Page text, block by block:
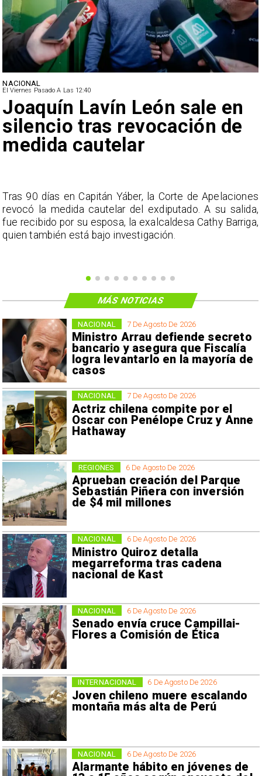
NACIONAL
El Viernes Pasado A Las 12:40
Joaquín Lavín León sale en
silencio tras revocación de
medida cautelar
Tras 90 días en Capitán Yáber, la Corte de Apelaciones
revocó la medida cautelar del exdiputado. A su salida,
fue recibido por su esposa, la exalcaldesa Cathy Barriga,
quien también está bajo investigación.
7 De Agosto De 2026
Ministro Arrau defiende secreto
bancario y asegura que Fiscalía
logra levantarlo en la mayoría de
casos
NACIONAL
7 De Agosto De 2026
Actriz chilena compite por el
Oscar con Penélope Cruz y Anne
Hathaway
NACIONAL
6 De Agosto De 2026
Aprueban creación del Parque
Sebastián Piñera con inversión
de $4 mil millones
REGIONES
6 De Agosto De 2026
Ministro Quiroz detalla
megarreforma tras cadena
nacional de Kast
NACIONAL
6 De Agosto De 2026
Senado envía cruce Campillai-
Flores a Comisión de Ética
NACIONAL
6 De Agosto De 2026
Joven chileno muere escalando
montaña más alta de Perú
INTERNACIONAL
6 De Agosto De 2026
Alarmante hábito en jóvenes de
NACIONAL
MÁS NOTICIAS